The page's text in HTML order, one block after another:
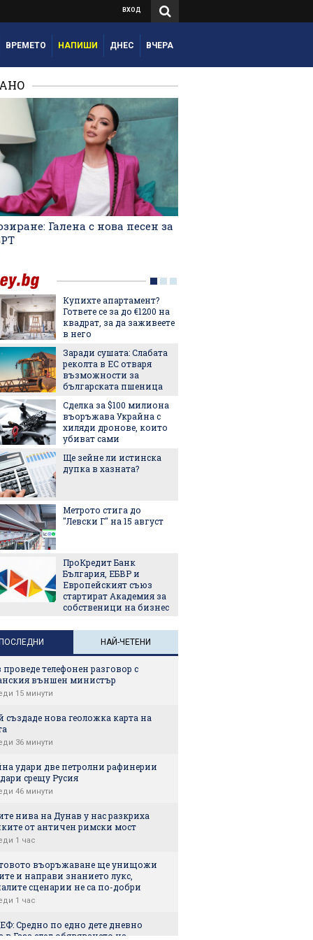
ВХОД
ВРЕМЕТО НАПИШИ ДНЕС ВЧЕРА
Галена с нова песен за
Купихте апартамент?
Гответе се за до €1200 на
квадрат, за да заживеете
в него
Заради сушата: Слабата
реколта в ЕС отваря
възможности за
българската пшеница
Сделка за $100 милиона
въоръжава Украйна с
хиляди дронове, които
убиват сами
Ще зейне ли истинска
дупка в хазната?
Метрото стига до
"Левски Г" на 15 август
ПроКредит Банк
България, ЕБВР и
Европейският съюз
стартират Академия за
собственици на бизнес
НАЙ-ЧЕТЕНИ
проведе телефонен разговор с
външен министър
15 минути
създаде нова геоложка карта на
36 минути
удари две петролни рафинерии
срещу Русия
46 минути
нива на Дунав у нас разкриха
от античен римски мост
1 час
въоръжаване ще унищожи
и направи знанието лукс,
сценарии не са по-добри
1 час
Средно по едно дете дневно
в Газа след обявяването на